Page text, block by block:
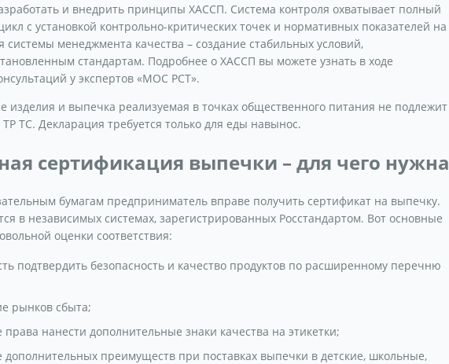
и внедрить принципы ХАССП. Система контроля охватывает полный
с установкой контрольно-критических точек и нормативных показателей на
системы менеджмента качества – создание стабильных условий,
стандартам. Подробнее о ХАССП вы можете узнать в ходе
у экспертов «МОС РСТ».
изделия и выпечка реализуемая в точках общественного питания не подлежит
ТС. Декларация требуется только для еды навынос.
сертификация выпечки – для чего нужна
бумагам предприниматель вправе получить сертификат на выпечку.
в независимых системах, зарегистрированных Росстандартом. Вот основные
оценки соответствия:
подтвердить безопасность и качество продуктов по расширенному перечню
рынков сбыта;
права нанести дополнительные знаки качества на этикетки;
дополнительных преимуществ при поставках выпечки в детские, школьные,